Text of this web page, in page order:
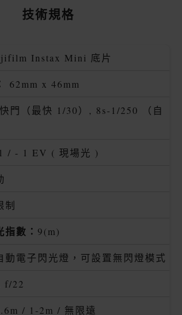
技術規格
Instax Mini 底片
62mm x 46mm
門（最快 1/30）, 8s-1/250 （自
/ - 1 EV ( 現場光 )
制
數： 9(m)
動電子閃光燈，可設置無閃燈模式
f/22
/ 1-2m / 無限遠